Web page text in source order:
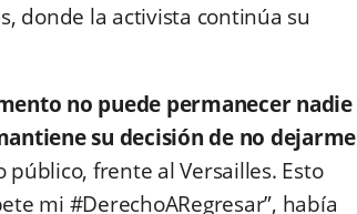
donde la activista continúa su
no puede permanecer nadie
su decisión de no dejarme
frente al Versailles. Esto
mi #DerechoARegresar”, había